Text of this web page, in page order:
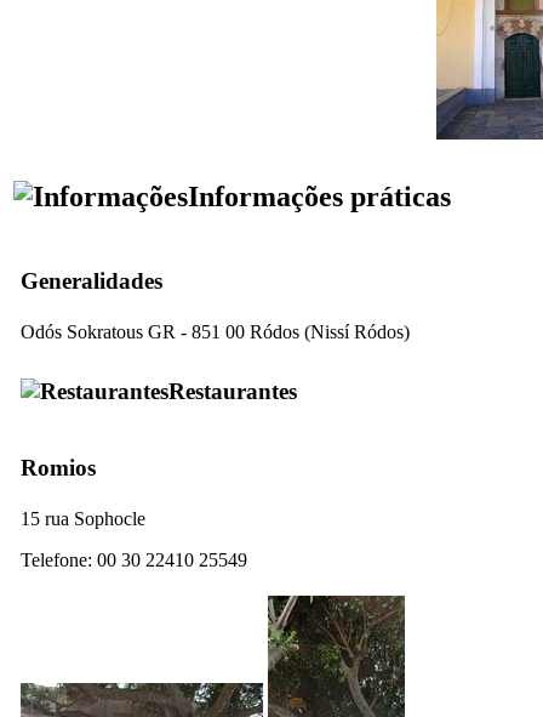
Informações práticas
Generalidades
Odós Sokratous GR - 851 00 Ródos (Nissí Ródos)
Restaurantes
Romios
15 rua Sophocle
Telefone: 00 30 22410 25549